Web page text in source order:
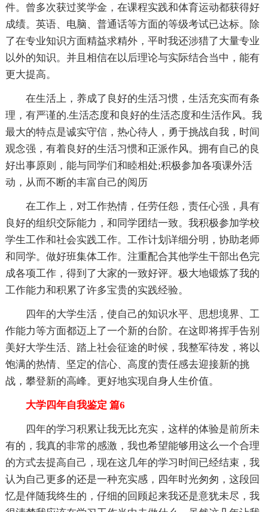
件。曾多次获过奖学金，在课程实践和体育运动都获得好
成绩。英语、电脑、普通话等方面的等级考试已达标。除
了在专业知识方面精益求精外，平时我还涉猎了大量专业
以外的知识。并且相信在以后理论与实际结合当中，能有
更大提高。
在生活上，养成了良好的生活习惯，生活充实而有条
理，有严谨的.生活态度和良好的生活态度和生活作风。我
最大的特点是诚实守信，热心待人，勇于挑战自我，时间
观念强，有着良好的生活习惯和正派作风。拥有自己的良
好出事原则，能与同学们和睦相处;积极参加各项课外活
动，从而不断的丰富自己的阅历
在工作上，对工作热情，任劳任怨，责任心强，具有
良好的组织交际能力，和同学团结一致。我积极参加学校
学生工作和社会实践工作。工作计划详细分明，协助老师
和同学。做好班集体工作。注重配合其他学生干部出色完
成各项工作，得到了大家的一致好评。极大地锻炼了我的
工作能力和积累了许多宝贵的实践经验。
四年的大学生活，使自己的知识水平、思想境界、工
作能力等方面都迈上了一个新的台阶。在这即将挥手告别
美好大学生活、踏上社会征途的时候，我整军待发，将以
饱满的热情、坚定的信心、高度的责任感去迎接新的挑
战，攀登新的高峰。更好地实现自身人生价值。
大学四年自我鉴定 篇6
四年的学习积累让我无比充实，这样的体验是前所未
有的，我真的非常的感激，我也希望能够用这么一个合理
的方式去提高自己，现在这几年的学习时间已经结束，我
认为自己更多的还是一种充实感，四年时光匆匆，这段回
忆是伴随我终生的，仔细的回顾起来我还是意犹未尽，我